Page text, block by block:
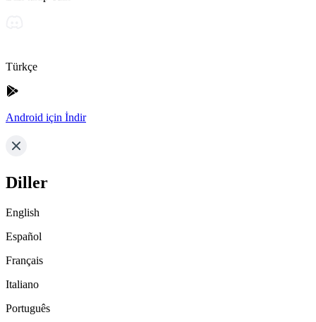
Türkçe
Android için İndir
Diller
English
Español
Français
Italiano
Português